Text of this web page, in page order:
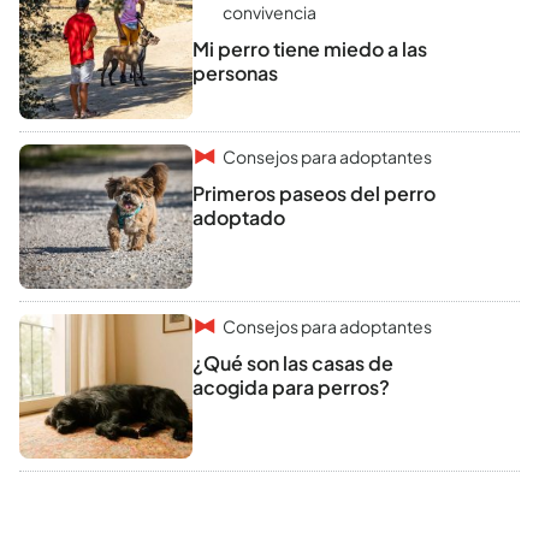
convivencia
Mi perro tiene miedo a las
personas
Consejos para adoptantes
Primeros paseos del perro
adoptado
Consejos para adoptantes
¿Qué son las casas de
acogida para perros?